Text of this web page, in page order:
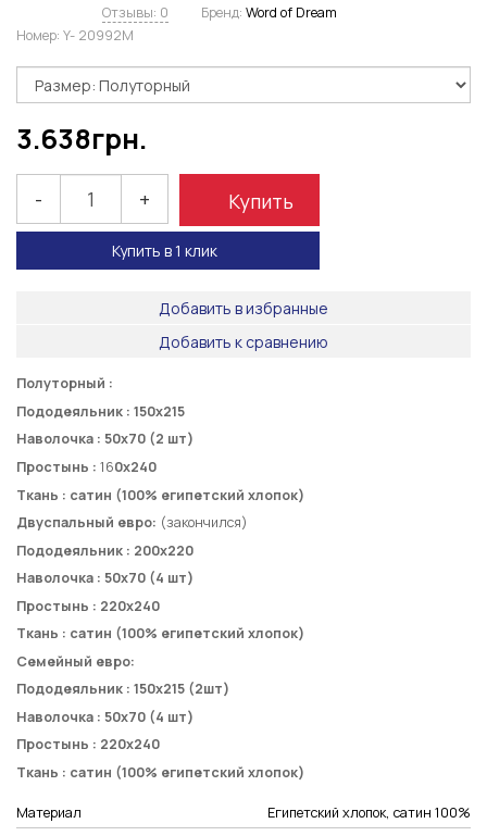
Отзывы: 0 Бренд: Word of Dream
Номер: Y- 20992M
3.638грн.
- + Купить
Купить в 1 клик
Добавить в избранные
Добавить к сравнению
Полуторный :
Пододеяльник : 150х215
Наволочка : 50х70 (2 шт)
Простынь : 160х240
Ткань : сатин (100% египетский хлопок)
Двуспальный евро: (закончился)
Пододеяльник : 200х220
Наволочка : 50х70 (4 шт)
Простынь : 220х240
Ткань : сатин (100% египетский хлопок)
Семейный евро:
Пододеяльник : 150х215 (2шт)
Наволочка : 50х70 (4 шт)
Простынь : 220х240
Ткань : сатин (100% египетский хлопок)
Материал
Египетский хлопок, сатин 100%